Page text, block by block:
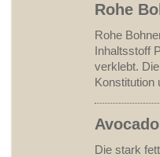
Rohe
Rohe
Inhaltsstoff
verklebt.
Konstitution
Die stark